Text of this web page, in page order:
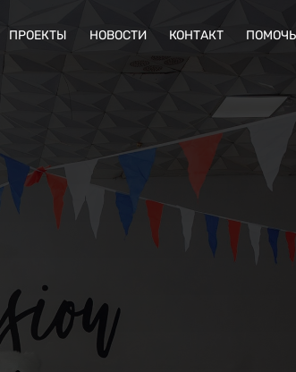
ПРОЕКТЫ НОВОСТИ КОНТАКТ